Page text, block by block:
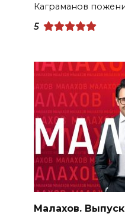
Каграманов
5
Малахов. Выпуск